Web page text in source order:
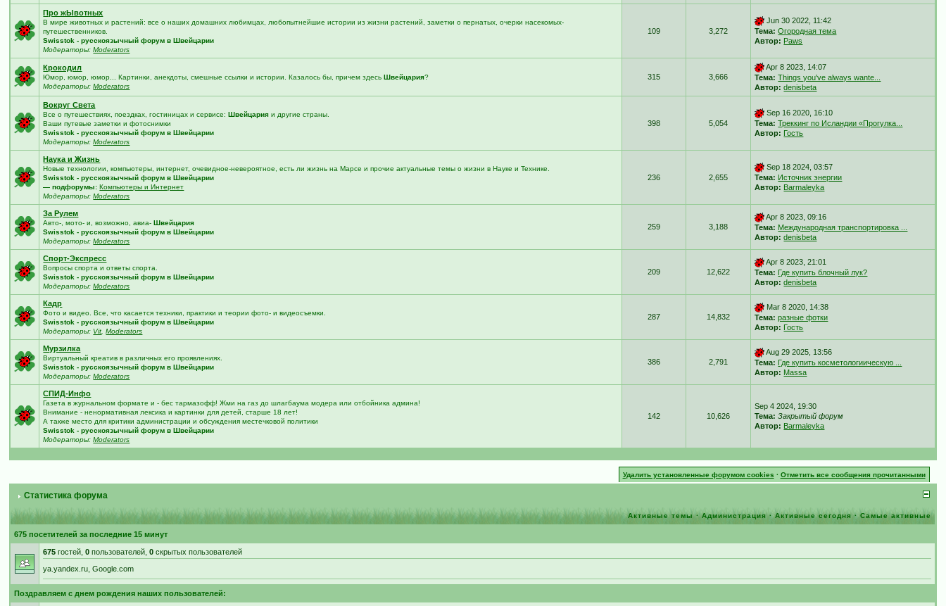
Про жЫвотных
В мире животных и растений: все о наших домашних любимцах, любопытнейшие истории из жизни растений, заметки о пернатых, очерки насекомых-
путешественников.
Swisstok - русскоязычный форум в Швейцарии
Модераторы:Moderators
109 3,272
Jun 30 2022, 11:42
Тема: Огородная тема
Автор: Paws
Крокодил
Юмор, юмор, юмор... Картинки, анекдоты, смешные ссылки и истории. Казалось бы, причем здесьШвейцария?
Модераторы:Moderators
315 3,666
Apr 8 2023, 14:07
Тема: Things you've always wante...
Автор: denisbeta
Вокруг Света
Все о путешествиях, поездках, гостиницах и сервисе:Швейцария и другие страны.
Ваши путевые заметки и фотоснимки
Swisstok - русскоязычный форум в Швейцарии
Модераторы:Moderators
398 5,054
Sep 16 2020, 16:10
Тема: Треккинг по Исландии «Прогулка...
Автор: Гость
Наука и Жизнь
Новые технологии, компьютеры, интернет, очевидное-невероятное, есть ли жизнь на Марсе и прочие актуальные темы о жизни в Науке и Технике.
Swisstok - русскоязычный форум в Швейцарии
— подфорумы: Компьютеры и Интернет
Модераторы:Moderators
236 2,655
Sep 18 2024, 03:57
Тема: Источник энергии
Автор: Barmaleyka
За Рулем
Авто-, мото- и, возможно, авиа-Швейцария
Swisstok - русскоязычный форум в Швейцарии
Модераторы:Moderators
259 3,188
Apr 8 2023, 09:16
Тема: Международная транспортировка ...
Автор: denisbeta
Спорт-Экспресс
Вопросы спорта и ответы спорта.
Swisstok - русскоязычный форум в Швейцарии
Модераторы:Moderators
209 12,622
Apr 8 2023, 21:01
Тема: Где купить блочный лук?
Автор: denisbeta
Кадр
Фото и видео. Все, что касается техники, практики и теории фото- и видеосъемки.
Swisstok - русскоязычный форум в Швейцарии
Модераторы: Vit ,Moderators
287 14,832
Mar 8 2020, 14:38
Тема: разные фотки
Автор: Гость
Мурзилка
Виртуальный креатив в различных его проявлениях.
Swisstok - русскоязычный форум в Швейцарии
Модераторы:Moderators
386 2,791
Aug 29 2025, 13:56
Тема: Где купить косметологиическую ...
Автор: Massa
СПИД-Инфо
Газета в журнальном формате и - бес тармазофф! Жми на газ до шлагбаума модера или отбойника админа!
Внимание - ненормативная лексика и картинки для детей, старше 18 лет!
А также место для критики администрации и обсуждения местечковой политики
Swisstok - русскоязычный форум в Швейцарии
Модераторы:Moderators
142 10,626
Sep 4 2024, 19:30
Тема: Закрытый форум
Автор: Barmaleyka
Удалить установленные форумом cookies · Отметить все сообщения прочитанными
Статистика форума
Активные темы·Администрация·Активные сегодня·Самые активные
675 посетителей за последние 15 минут
675 гостей,0 пользователей,0 скрытых пользователей
ya.yandex.ru, Google.com
Поздравляем с днем рождения наших пользователей: